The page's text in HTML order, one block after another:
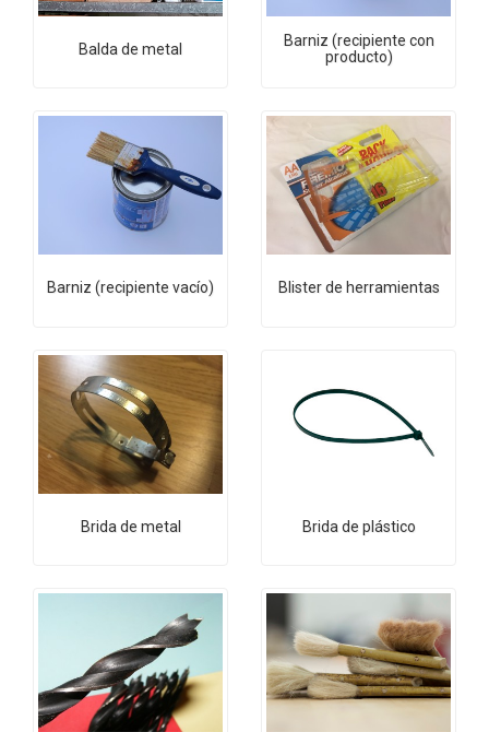
Balda de metal
Barniz (recipiente con
producto)
Barniz (recipiente vacío) Blister de herramientas
Brida de metal Brida de plástico